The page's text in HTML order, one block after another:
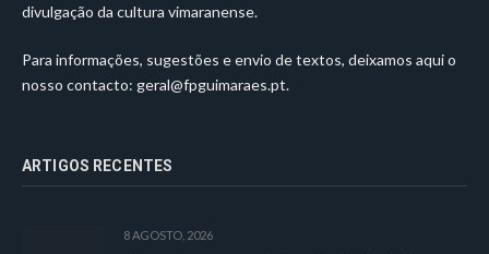
divulgação da cultura vimaranense.
Para informações, sugestões e envio de textos, deixamos aqui o
nosso contacto: geral@fpguimaraes.pt.
ARTIGOS RECENTES
8 AGOSTO, 2026